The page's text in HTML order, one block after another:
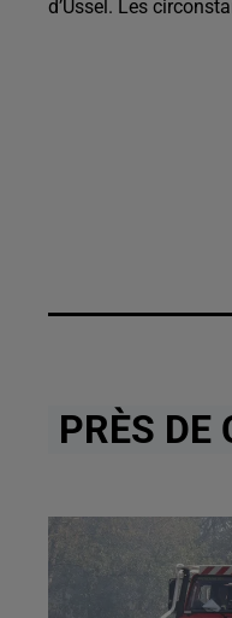
d’Ussel. Les
PRÈS DE